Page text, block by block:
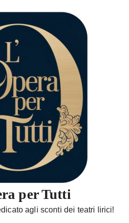
per Tutti
agli sconti dei teatri lirici!